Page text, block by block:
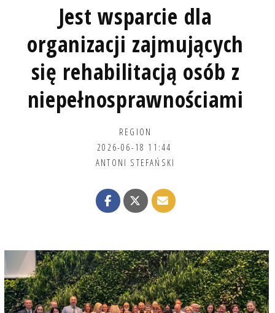
Jest wsparcie dla
organizacji zajmujących
się rehabilitacją osób z
niepełnosprawnościami
REGION
2026-06-18 11:44
ANTONI STEFAŃSKI